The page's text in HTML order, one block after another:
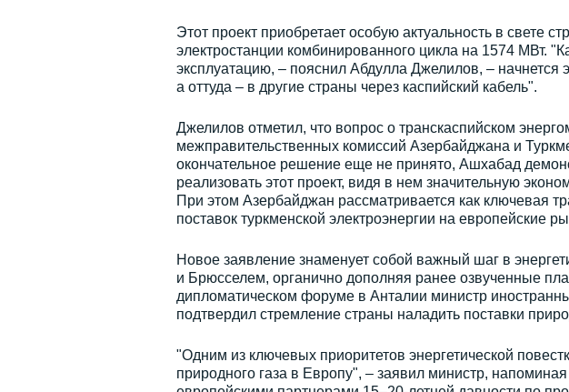
Этот проект приобретает особую актуальность в свете
электростанции комбинированного цикла на 1574 МВт.
эксплуатацию, – пояснил Абдулла Джелилов, – начнется
а оттуда – в другие страны через каспийский кабель".
Джелилов отметил, что вопрос о транскаспийском
межправительственных комиссий Азербайджана и
окончательное решение еще не принято, Ашхабад
реализовать этот проект, видя в нем значительную
При этом Азербайджан рассматривается как ключевая
поставок туркменской электроэнергии на европейские
Новое заявление знаменует собой важный шаг в
и Брюсселем, органично дополняя ранее озвученные
дипломатическом форуме в Анталии министр
подтвердил стремление страны наладить поставки
"Одним из ключевых приоритетов энергетической
природного газа в Европу", – заявил министр,